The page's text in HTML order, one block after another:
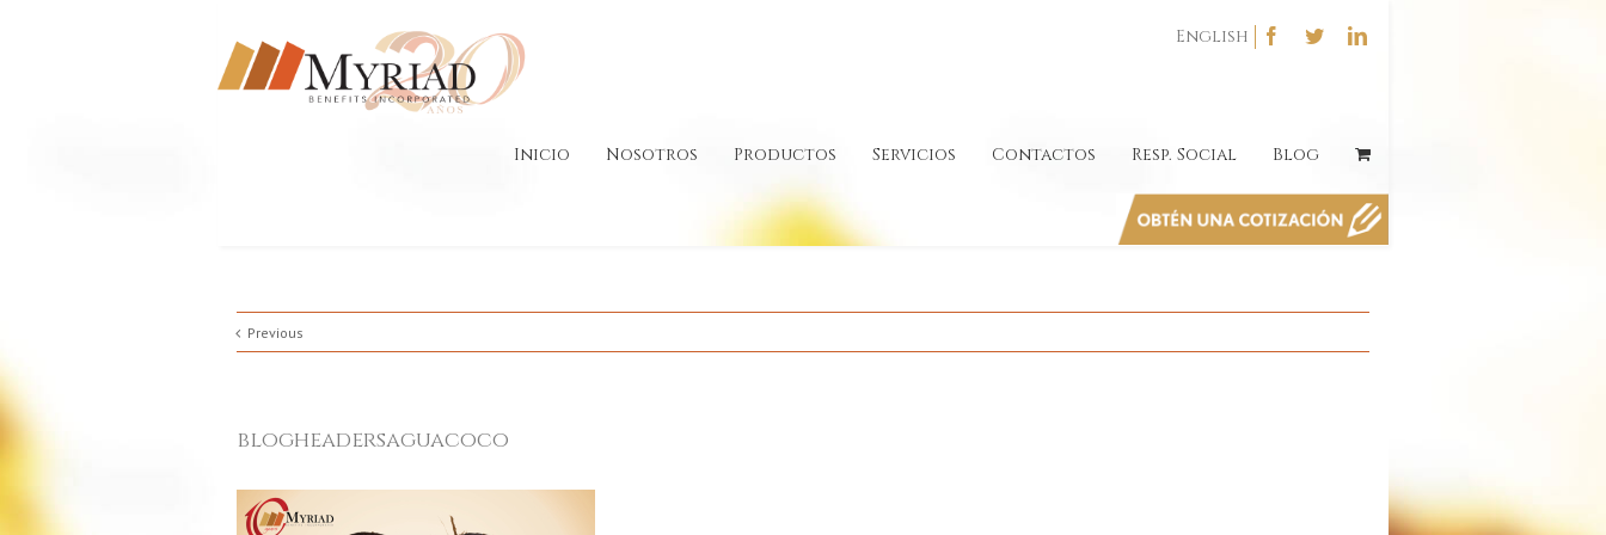
English
Inicio Nosotros Productos Servicios Contactos Resp. Social Blog
Previous
blogheadersaguacoco